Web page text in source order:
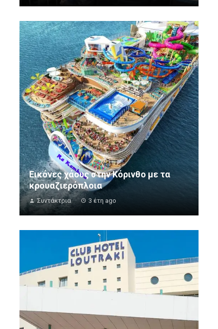
Εικόνες χάους στην Κόρινθο με τα
κρουαζιερόπλοια
Συντάκτρια 3 έτη ago